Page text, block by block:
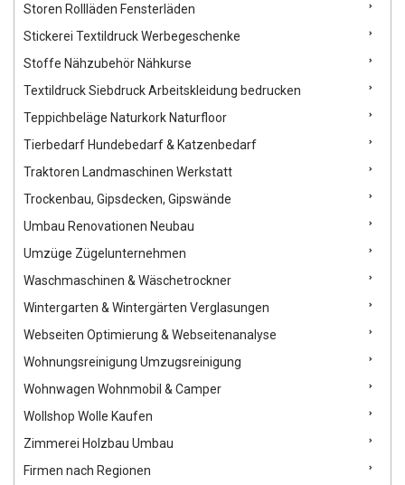
Storen Rollläden Fensterläden
Stickerei Textildruck Werbegeschenke
Stoffe Nähzubehör Nähkurse
Textildruck Siebdruck Arbeitskleidung bedrucken
Teppichbeläge Naturkork Naturfloor
Tierbedarf Hundebedarf & Katzenbedarf
Traktoren Landmaschinen Werkstatt
Trockenbau, Gipsdecken, Gipswände
Umbau Renovationen Neubau
Umzüge Zügelunternehmen
Waschmaschinen & Wäschetrockner
Wintergarten & Wintergärten Verglasungen
Webseiten Optimierung & Webseitenanalyse
Wohnungsreinigung Umzugsreinigung
Wohnwagen Wohnmobil & Camper
Wollshop Wolle Kaufen
Zimmerei Holzbau Umbau
Firmen nach Regionen